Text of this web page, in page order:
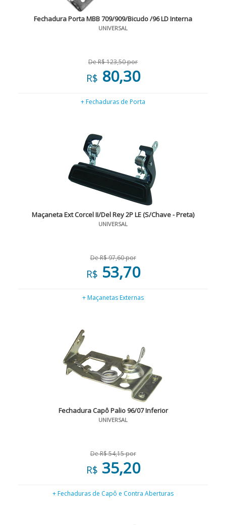
Fechadura Porta MBB 709/909/Bicudo /96 LD Interna
UNIVERSAL
De R$ 123,50 por
R$ 80,30
+ Fechaduras de Porta
Maçaneta Ext Corcel II/Del Rey 2P LE (S/Chave - Preta)
UNIVERSAL
De R$ 97,60 por
R$ 53,70
+ Maçanetas Externas
Fechadura Capô Palio 96/07 Inferior
UNIVERSAL
De R$ 54,15 por
R$ 35,20
+ Fechaduras de Capô e Contra Aberturas